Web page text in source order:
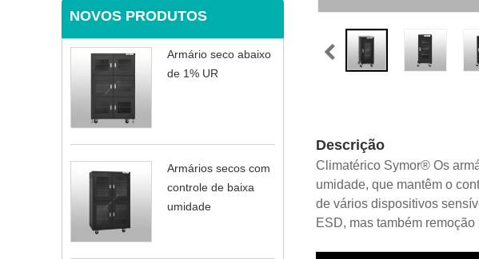
NOVOS PRODUTOS
Armário seco abaixo
de 1% UR
Armários secos com
controle de baixa
umidade
Descrição
Climatérico Symor® Os
umidade, que mantêm o
de vários dispositivos
ESD, mas também